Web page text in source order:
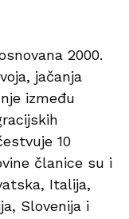
2000.
jačanja
između
10
članice su i
Italija,
Slovenija i